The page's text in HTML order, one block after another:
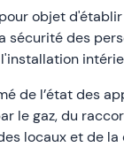
objet
sécurité des
de l’état des
le gaz, du
locaux et de la